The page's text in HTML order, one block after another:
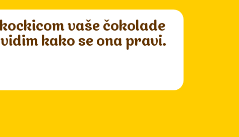
vaše čokolade
kako se ona pravi.